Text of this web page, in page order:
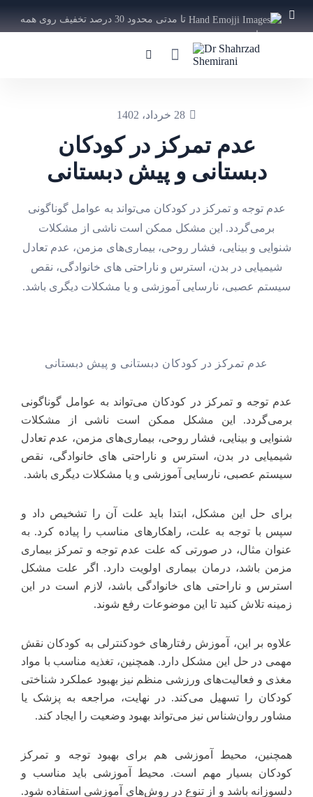
تا مدتی محدود 30 درصد تخفیف روی همه
دوره ها
ویژه
28 خرداد، 1402
عدم تمرکز در کودکان
دبستانی و پیش دبستانی
عدم توجه و تمرکز در کودکان می‌تواند به عوامل گوناگونی
برمی‌گردد. این مشکل ممکن است ناشی از مشکلات
شنوایی و بینایی، فشار روحی، بیماری‌های مزمن، عدم تعادل
شیمیایی در بدن، استرس و ناراحتی های خانوادگی، نقص
سیستم عصبی، نارسایی آموزشی و یا مشکلات دیگری باشد.
عدم تمرکز در کودکان دبستانی و پیش دبستانی
عدم توجه و تمرکز در کودکان می‌تواند به عوامل گوناگونی
برمی‌گردد. این مشکل ممکن است ناشی از مشکلات
شنوایی و بینایی، فشار روحی، بیماری‌های مزمن، عدم تعادل
شیمیایی در بدن، استرس و ناراحتی های خانوادگی، نقص
سیستم عصبی، نارسایی آموزشی و یا مشکلات دیگری باشد.
برای حل این مشکل، ابتدا باید علت آن را تشخیص داد و
سپس با توجه به علت، راهکارهای مناسب را پیاده کرد. به
عنوان مثال، در صورتی که علت عدم توجه و تمرکز بیماری
مزمن باشد، درمان بیماری اولویت دارد. اگر علت مشکل
استرس و ناراحتی های خانوادگی باشد، لازم است در این
زمینه تلاش کنید تا این موضوعات رفع شوند.
علاوه بر این، آموزش رفتارهای خودکنترلی به کودکان نقش
مهمی در حل این مشکل دارد. همچنین، تغذیه مناسب با مواد
مغذی و فعالیت‌های ورزشی منظم نیز بهبود عملکرد شناختی
کودکان را تسهیل می‌کند. در نهایت، مراجعه به پزشک یا
مشاور روان‌شناس نیز می‌تواند بهبود وضعیت را ایجاد کند.
همچنین، محیط آموزشی هم برای بهبود توجه و تمرکز
کودکان بسیار مهم است. محیط آموزشی باید مناسب و
دلسوزانه باشد و از تنوع در روش‌های آموزشی استفاده شود.